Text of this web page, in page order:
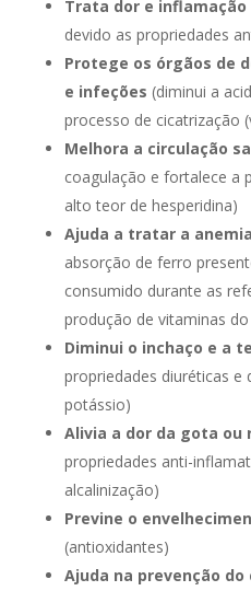
Trata dor e
devido as propriedades
Protege os órgãos de
e infeções (diminui a
processo de cicatrização
Melhora a circulação
coagulação e fortalece a
alto teor de hesperidina)
Ajuda a tratar a anemia
absorção de ferro
consumido durante as
produção de vitaminas
Diminui o inchaço e a
propriedades diuréticas e
potássio)
Alivia a dor da gota ou
propriedades anti-
alcalinização)
Previne o
(antioxidantes)
Ajuda na prevenção do